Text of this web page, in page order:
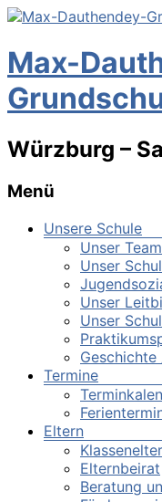
Max-
Würzburg –
Menü
Unsere Schule
Unser Team
Unser
Unser
Unser
Termine
Eltern
Elternbeirat
Beratung